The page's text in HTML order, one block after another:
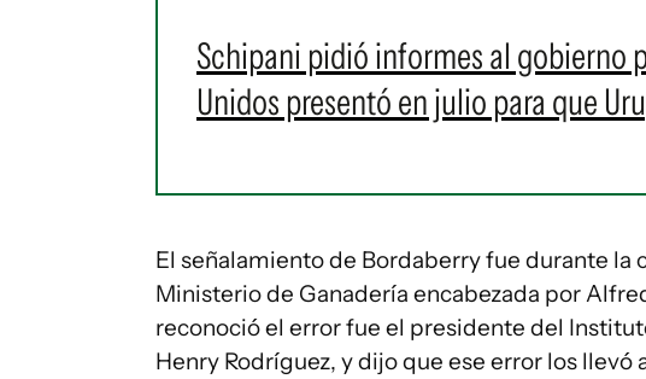
Schipani pidió informes al gobierno
Unidos presentó en julio para que
El señalamiento de Bordaberry fue durante la
Ministerio de Ganadería encabezada por
reconoció el error fue el presidente del
Henry Rodríguez, y dijo que ese error los